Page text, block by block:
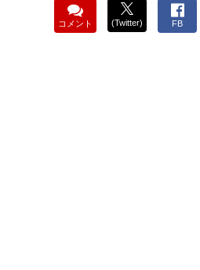
コメント (Twitter) FB